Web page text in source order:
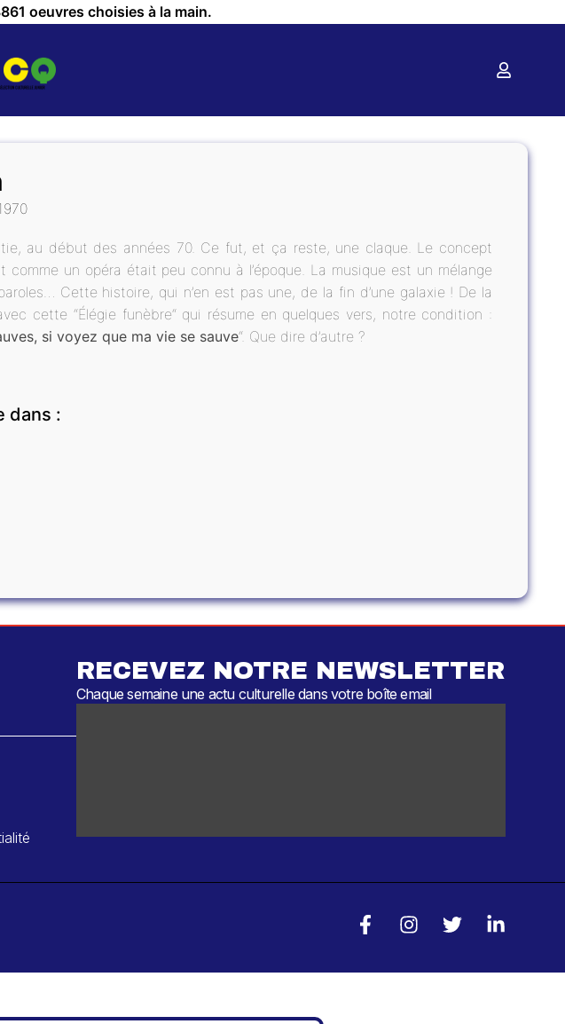
oeuvres choisies à la main.
au début des années 70. Ce fut, et ça reste, une claque. Le concept
comme un opéra était peu connu à l’époque. La musique est un mélange
Cette histoire, qui n’en est pas une, de la fin d’une galaxie ! De la
cette “Élégie funèbre“ qui résume en quelques vers, notre condition :
si voyez que ma vie se sauve“. Que dire d’autre ?
dans :
RECEVEZ NOTRE NEWSLETTER
Chaque semaine une actu culturelle dans votre boîte email